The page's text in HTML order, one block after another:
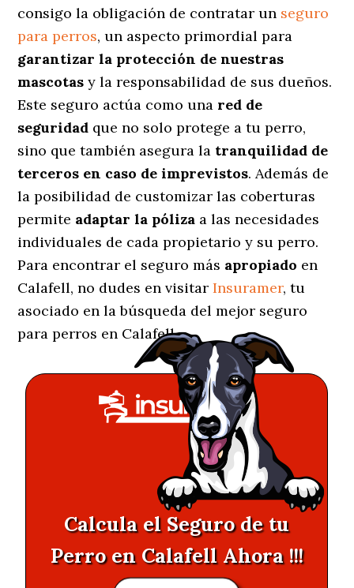
consigo la obligación de contratar un seguro
para perros, un aspecto primordial para
garantizar la protección de nuestras
mascotas y la responsabilidad de sus dueños.
Este seguro actúa como una red de
seguridad que no solo protege a tu perro,
sino que también asegura la tranquilidad de
terceros en caso de imprevistos. Además de
la posibilidad de customizar las coberturas
permite adaptar la póliza a las necesidades
individuales de cada propietario y su perro.
Para encontrar el seguro más apropiado en
Calafell, no dudes en visitarInsuramer, tu
asociado en la búsqueda del mejor seguro
para perros en Calafell.
Calcula el Seguro de tu
Perro en Calafell Ahora !!!